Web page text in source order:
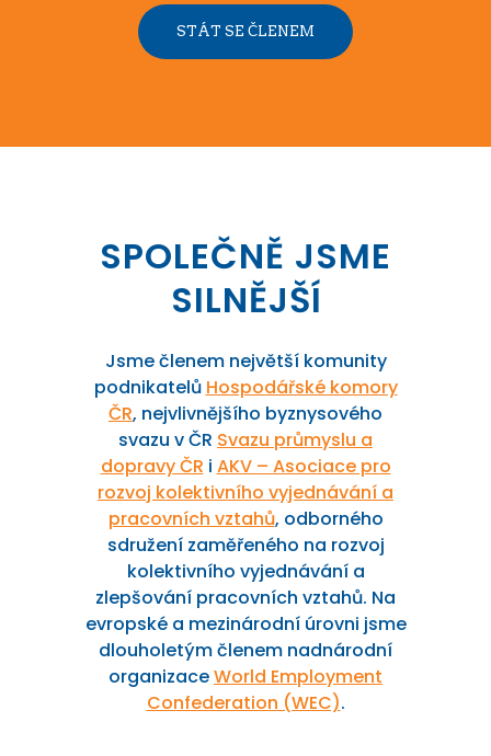
STÁT SE ČLENEM
SPOLEČNĚ JSME
SILNĚJŠÍ
Jsme členem největší komunity
podnikatelů Hospodářské komory
ČR, nejvlivnějšího byznysového
svazu v ČR Svazu průmyslu a
dopravy ČR i AKV – Asociace pro
rozvoj kolektivního vyjednávání a
pracovních vztahů, odborného
sdružení zaměřeného na rozvoj
kolektivního vyjednávání a
zlepšování pracovních vztahů. Na
evropské a mezinárodní úrovni jsme
dlouholetým členem nadnárodní
organizaceWorld Employment
Confederation (WEC).